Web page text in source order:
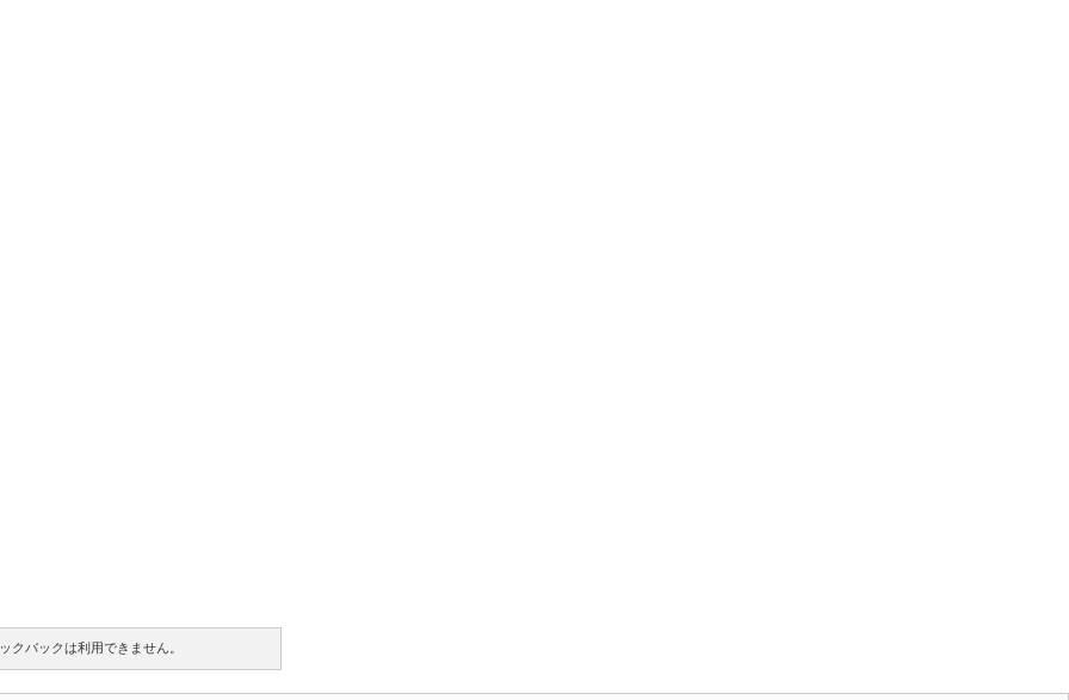
クバックは利用できません。